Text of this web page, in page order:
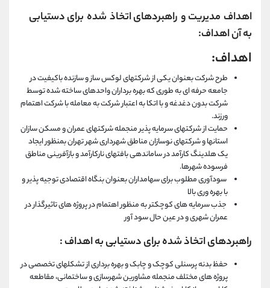
اهداف مدیریتو راهبردهایاتخاذ شده برایدستیابی
بهآناهداف:
اهداف:
طرح شرکت بعنوان یکی از شرکتهای لوکس ساز و سازنده باکیفیت در
جامعه حرفه ای به طوری که بهره برداران واحدهای ساخته شده توسط
شرکت بدون دغدغه و با اتکا به اعتبار شرکت به معامله با شرکت اهتمام
ورزند.
حمایت از شرکتهای سرمایه پذیر منجمله شرکتهای عمران و مسکن سازان
استانها و شرکتهای نوسازان مناطق شهرداری شهر تهران بمنظور ایجاد
یک هلدینگ کارآمد در ساماندهی بافتهای نارکارآمد و بازآفرینی مناطق
فرسوده شهرها.
سودآوری مطلوب برای سهامداران بعنوان بنگاه اقتصادی توجیه پذیر و
با بهره وری بالا
جذب سرمایه های کوچکتر به منظور اهتمام در پروژه های تاثیرگذار در
عمران شهری و در عین حال سود آور
راهبردهای اتخاذ شده برای دستیابی به اهداف :
حفظ بدنه پرسنلی کوچک و چابک و بهره برداری از تشکلهای تخصصی در
پروژه های مختلف منجمله مشاورین شهرسازی و ساختمانی، مقاطعه